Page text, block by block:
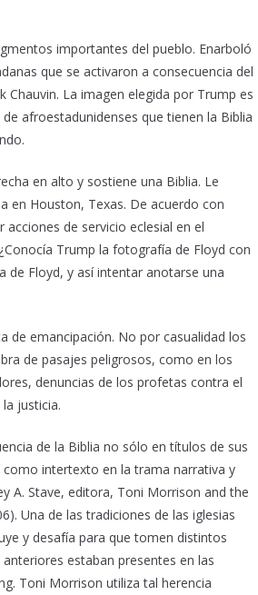
importantes del pueblo. Enarboló
que se activaron a consecuencia del
La imagen elegida por Trump es
afroestadunidenses que tienen la Biblia
en alto y sostiene una Biblia. Le
en Houston, Texas. De acuerdo con
de servicio eclesial en el
Trump la fotografía de Floyd con
de Floyd, y así intentar anotarse una
de emancipación. No por casualidad los
de pasajes peligrosos, como en los
denuncias de los profetas contra el
justicia.
de la Biblia no sólo en títulos de sus
intertexto en la trama narrativa y
A. Stave, editora, Toni Morrison and the
Una de las tradiciones de las iglesias
y desafía para que tomen distintos
estaban presentes en las
Toni Morrison utiliza tal herencia